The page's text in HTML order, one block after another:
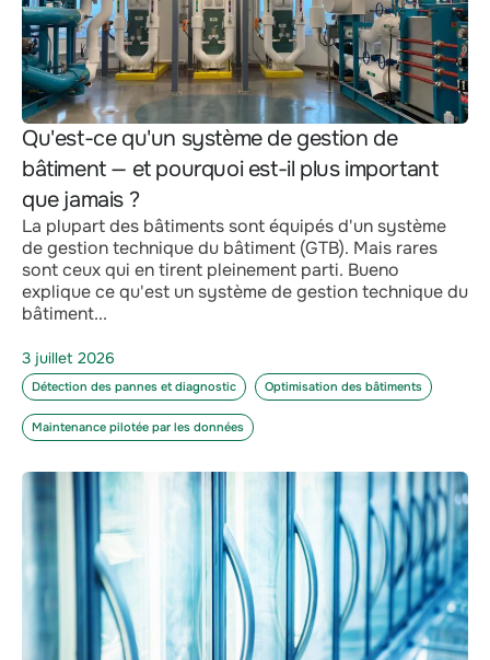
Qu'est-ce qu'un système de gestion de
bâtiment — et pourquoi est-il plus important
que jamais ?
La plupart des bâtiments sont équipés d'un système
de gestion technique du bâtiment (GTB). Mais rares
sont ceux qui en tirent pleinement parti. Bueno
explique ce qu'est un système de gestion technique du
bâtiment...
3 juillet 2026
Détection des pannes et diagnostic Optimisation des bâtiments
Maintenance pilotée par les données